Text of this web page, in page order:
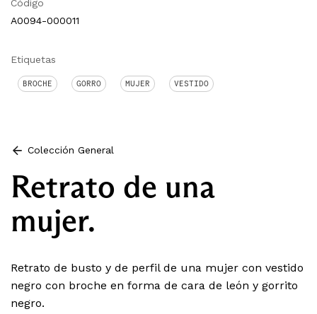
Código
A0094-000011
Etiquetas
BROCHE GORRO MUJER VESTIDO
Colección General
Retrato de una
mujer.
Retrato de busto y de perfil de una mujer con vestido
negro con broche en forma de cara de león y gorrito
negro.